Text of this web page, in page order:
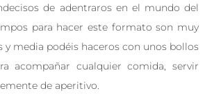
de adentraros en el mundo del
para hacer este formato son muy
y media podéis haceros con unos bollos
acompañar cualquier comida, servir
de aperitivo.